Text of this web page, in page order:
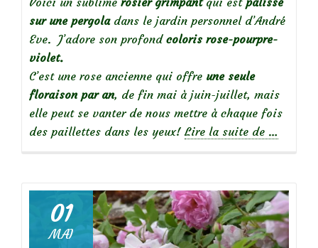
sur une pergoladans le jardin personnel d’André
Eve. J’adore son profond coloris rose-pourpre-
violet.
C’est une rose ancienne qui offre une seule
floraison par an, de fin mai à juin-juillet, mais
elle peut se vanter de nous mettre à chaque fois
des paillettes dans les yeux! Lire la suite de
Focus
…
01
MAI